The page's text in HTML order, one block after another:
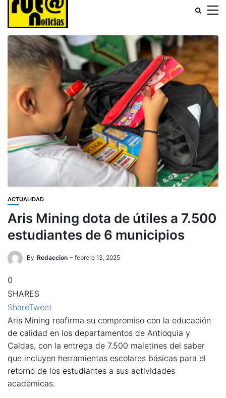
ACTUALIDAD
Aris Mining dota de útiles a 7.500
estudiantes de 6 municipios
By Redaccion febrero 13, 2025
0
SHARES
ShareTweet
Aris Mining reafirma su compromiso con la educación
de calidad en los departamentos de Antioquia y
Caldas, con la entrega de 7.500 maletines del saber
que incluyen herramientas escolares básicas para el
retorno de los estudiantes a sus actividades
académicas.